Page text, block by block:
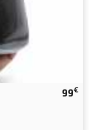
99€